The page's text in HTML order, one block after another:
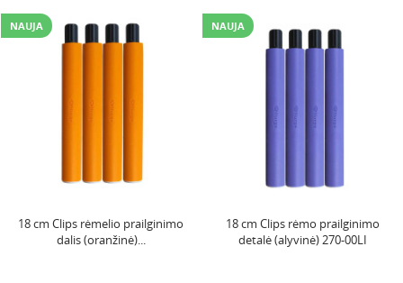
NAUJA
18 cm Clips rėmelio prailginimo
dalis (oranžinė)...
NAUJA
18 cm Clips rėmo prailginimo
detalė (alyvinė) 270-00LI